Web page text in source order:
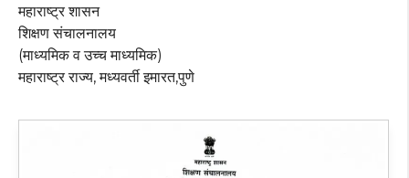
महाराष्ट्र शासन
शिक्षण संचालनालय
(माध्यमिक व उच्च माध्यमिक)
महाराष्ट्र राज्य, मध्यवर्ती इमारत,पुणे